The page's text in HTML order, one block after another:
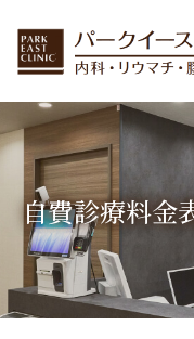
自費診療料金